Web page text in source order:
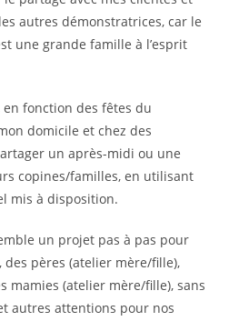
autres démonstratrices, car le
une grande famille à l’esprit
fonction des fêtes du
domicile et chez des
un après-midi ou une
copines/familles, en utilisant
mis à disposition.
un projet pas à pas pour
des pères (atelier mère/fille),
mamies (atelier mère/fille), sans
autres attentions pour nos